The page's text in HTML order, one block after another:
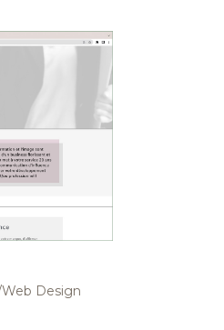
Web Design